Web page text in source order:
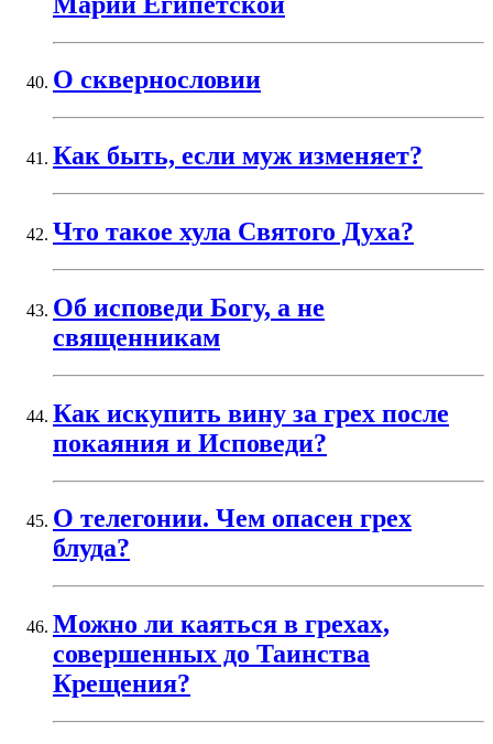
О сквернословии
Как быть, если муж изменяет?
Что такое хула Святого Духа?
Об исповеди Богу, а не
священникам
Как искупить вину за грех после
покаяния и Исповеди?
О телегонии. Чем опасен грех
блуда?
Можно ли каяться в грехах,
совершенных до Таинства
Крещения?